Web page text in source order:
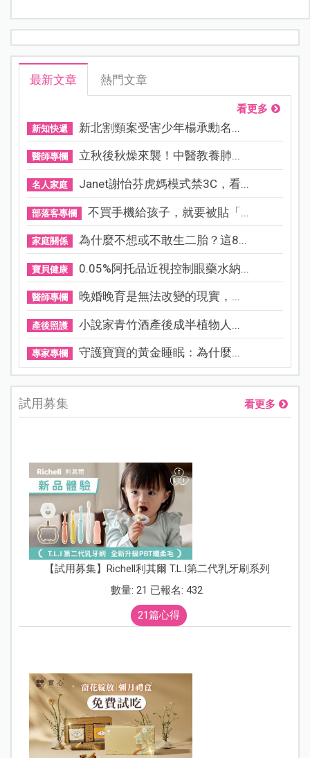
最新文章 熱門文章
看更多
新知快遞 新北割頸案受害少年楊承勳名...
醫師專欄 立秋後秋燥來襲！中醫教養肺...
名人家庭 Janet謝怡芬虎媽模式禁3C，看...
部落客專欄 不買手機給孩子，就要被貼「...
家庭關係 為什麼不想或不敢生二胎？這8...
寶貝健康 0.05%阿托品近視控制眼藥水納...
醫師專欄 晚婚晚育是無法改變的現實，...
產後照護 小說家青竹酒產後成半植物人...
專家專欄 守護寶寶的黃金睡眠：為什麼...
試用募集 看更多
【試用募集】Richell利其爾 T.L.I第二代乳牙刷系列
數量: 21 已報名: 432
21篇心得